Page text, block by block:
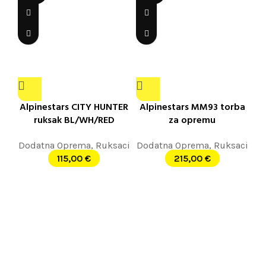
Alpinestars CITY HUNTER
ruksak BL/WH/RED
Dodatna Oprema, Ruksaci
115,00 €
Alpinestars MM93 torba
za opremu
Dodatna Oprema, Ruksaci
215,00 €